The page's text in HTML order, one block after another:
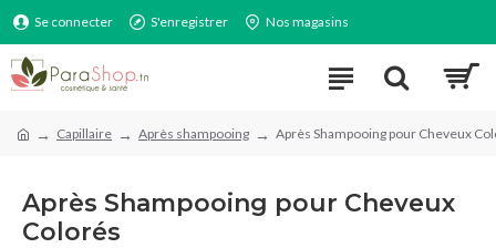
Se connecter S'enregistrer Nos magasins
Capillaire Après shampooing Après Shampooing pour Cheveux
Après Shampooing pour Cheveux
Colorés